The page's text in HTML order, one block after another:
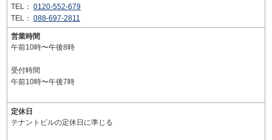
TEL： 0120-552-679
TEL： 088-697-2811
営業時間
午前10時〜午後8時
受付時間
午前10時〜午後7時
定休日
テナントビルの定休日に準じる